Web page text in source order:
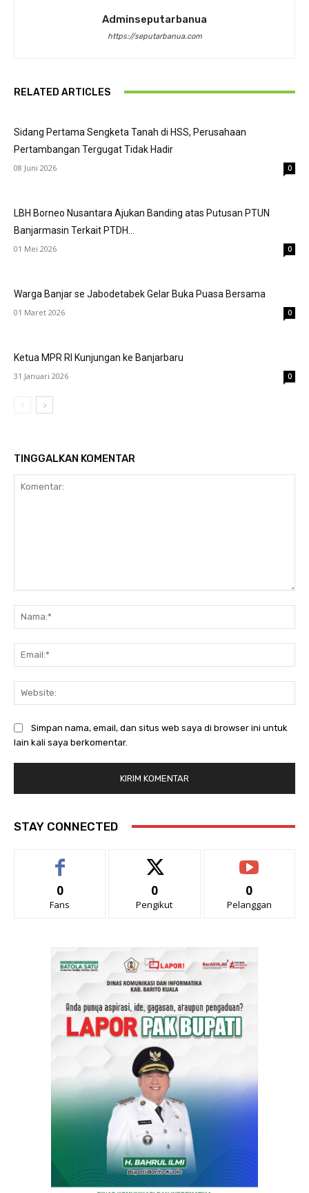
Adminseputarbanua
https://seputarbanua.com
RELATED ARTICLES
Sidang Pertama Sengketa Tanah di HSS, Perusahaan
Pertambangan Tergugat Tidak Hadir
08 Juni 2026 0
LBH Borneo Nusantara Ajukan Banding atas Putusan PTUN
Banjarmasin Terkait PTDH...
01 Mei 2026 0
Warga Banjar se Jabodetabek Gelar Buka Puasa Bersama
01 Maret 2026 0
Ketua MPR RI Kunjungan ke Banjarbaru
31 Januari 2026 0
TINGGALKAN KOMENTAR
Simpan nama, email, dan situs web saya di browser ini untuk
lain kali saya berkomentar.
STAY CONNECTED
0
Fans
0
Pengikut
0
Pelanggan